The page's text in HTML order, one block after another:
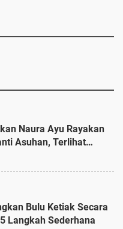
Naura Ayu Rayakan
Asuhan, Terlihat
Cokelat
Bulu Ketiak Secara
Langkah Sederhana